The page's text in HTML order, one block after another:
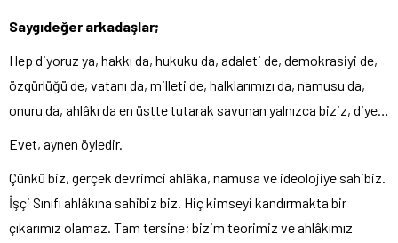
Saygıdeğer arkadaşlar;
Hep diyoruz ya, hakkı da, hukuku da, adaleti de, demokrasiyi de,
özgürlüğü de, vatanı da, milleti de, halklarımızı da, namusu da,
onuru da, ahlâkı da en üstte tutarak savunan yalnızca biziz, diye…
Evet, aynen öyledir.
Çünkü biz, gerçek devrimci ahlâka, namusa ve ideolojiye sahibiz.
İşçi Sınıfı ahlâkına sahibiz biz. Hiç kimseyi kandırmakta bir
çıkarımız olamaz. Tam tersine; bizim teorimiz ve ahlâkımız